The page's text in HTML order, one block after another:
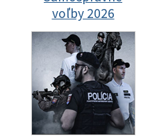
voľby 2026